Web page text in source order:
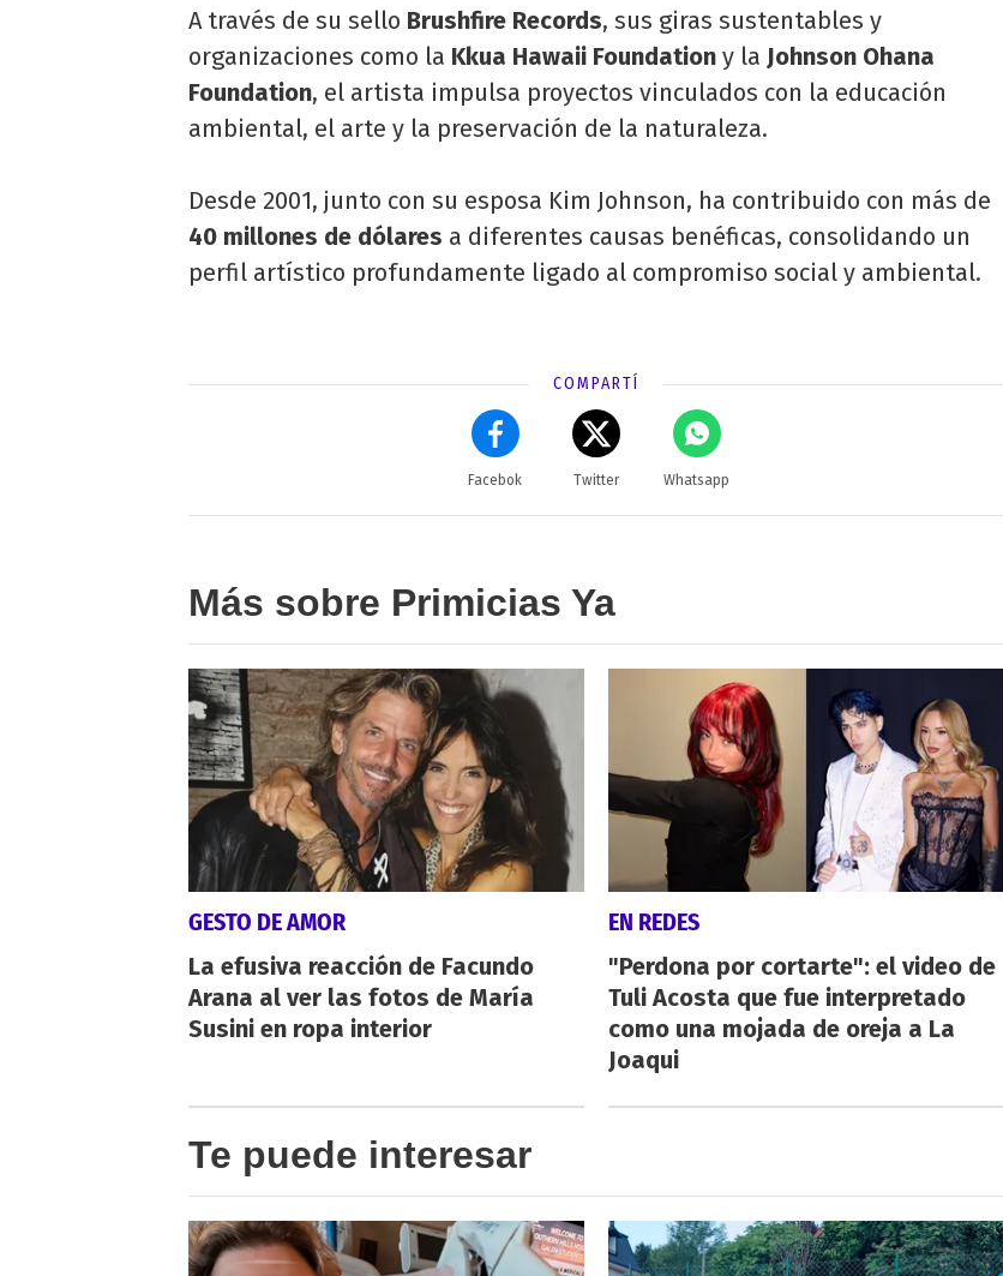
A través de su sello Brushfire Records, sus giras sustentables y
organizaciones como la Kkua Hawaii Foundation y la Johnson Ohana
Foundation, el artista impulsa proyectos vinculados con la educación
ambiental, el arte y la preservación de la naturaleza.
Desde 2001, junto con su esposa Kim Johnson, ha contribuido con más de
40 millones de dólares a diferentes causas benéficas, consolidando un
perfil artístico profundamente ligado al compromiso social y ambiental.
COMPARTÍ
Facebok Twitter Whatsapp
Más sobre Primicias Ya
GESTO DE AMOR
La efusiva reacción de Facundo
Arana al ver las fotos de María
Susini en ropa interior
EN REDES
"Perdona por cortarte": el video de
Tuli Acosta que fue interpretado
como una mojada de oreja a La
Joaqui
Te puede interesar